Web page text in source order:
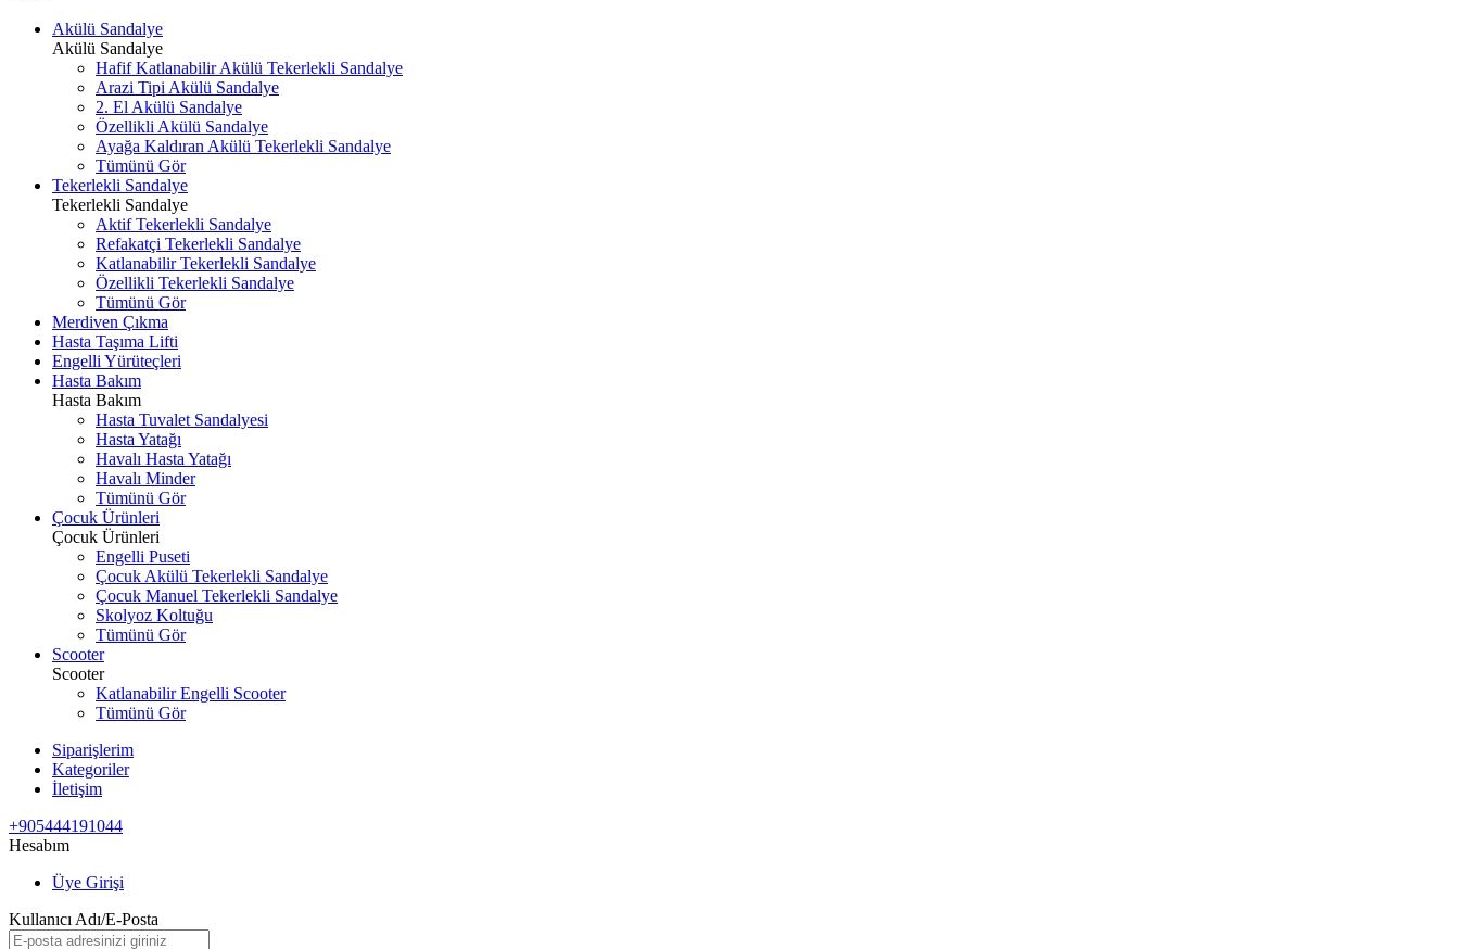
Akülü Sandalye
Akülü Sandalye
Hafif Katlanabilir Akülü Tekerlekli Sandalye
Arazi Tipi Akülü Sandalye
2. El Akülü Sandalye
Özellikli Akülü Sandalye
Ayağa Kaldıran Akülü Tekerlekli Sandalye
Tümünü Gör
Tekerlekli Sandalye
Tekerlekli Sandalye
Aktif Tekerlekli Sandalye
Refakatçi Tekerlekli Sandalye
Katlanabilir Tekerlekli Sandalye
Özellikli Tekerlekli Sandalye
Tümünü Gör
Merdiven Çıkma
Hasta Taşıma Lifti
Engelli Yürüteçleri
Hasta Bakım
Hasta Bakım
Hasta Tuvalet Sandalyesi
Hasta Yatağı
Havalı Hasta Yatağı
Havalı Minder
Tümünü Gör
Çocuk Ürünleri
Çocuk Ürünleri
Engelli Puseti
Çocuk Akülü Tekerlekli Sandalye
Çocuk Manuel Tekerlekli Sandalye
Skolyoz Koltuğu
Tümünü Gör
Scooter
Scooter
Katlanabilir Engelli Scooter
Tümünü Gör
Siparişlerim
Kategoriler
İletişim
+905444191044
Hesabım
Üye Girişi
Kullanıcı Adı/E-Posta